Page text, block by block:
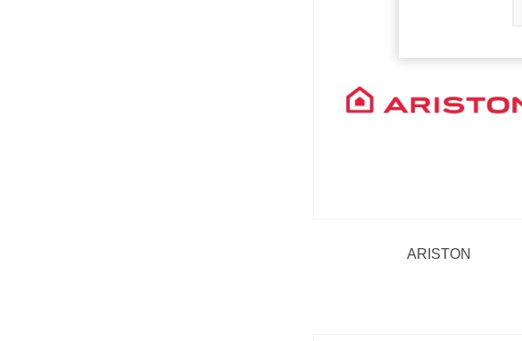
ARISTON